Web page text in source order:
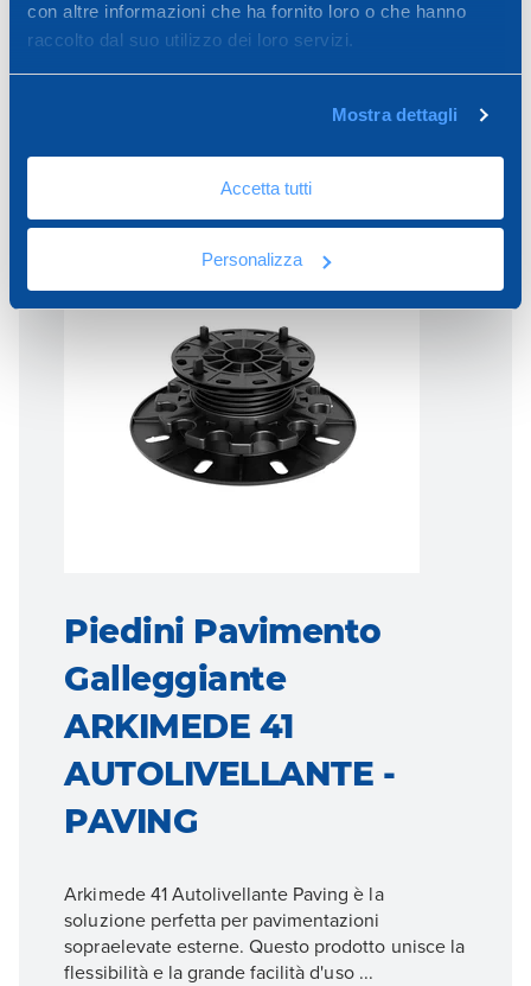
con altre informazioni che ha fornito loro o che hanno
raccolto dal suo utilizzo dei loro servizi.
Mostra dettagli
Accetta tutti
Personalizza
35 - 60mm - 4mm
Piedini Pavimento
Galleggiante
ARKIMEDE 41
AUTOLIVELLANTE -
PAVING
Arkimede 41 Autolivellante Paving è la
soluzione perfetta per pavimentazioni
sopraelevate esterne. Questo prodotto unisce la
flessibilità e la grande facilità d'uso ...